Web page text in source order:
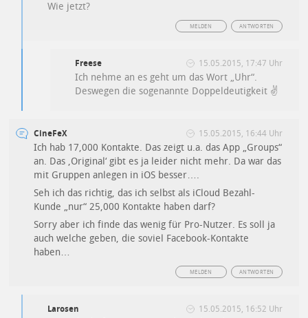
Wie jetzt?
ANTWORTEN
MELDEN
Freese 15.05.2015, 17:47 Uhr
Ich nehme an es geht um das Wort „Uhr“.
Deswegen die sogenannte Doppeldeutigkeit ✌️
CineFeX 15.05.2015, 16:44 Uhr
Ich hab 17,000 Kontakte. Das zeigt u.a. das App „Groups“
an. Das ‚Original‘ gibt es ja leider nicht mehr. Da war das
mit Gruppen anlegen in iOS besser….
Seh ich das richtig, das ich selbst als iCloud Bezahl-
Kunde „nur“ 25,000 Kontakte haben darf?
Sorry aber ich finde das wenig für Pro-Nutzer. Es soll ja
auch welche geben, die soviel Facebook-Kontakte
haben…
ANTWORTEN
MELDEN
Larosen 15.05.2015, 16:52 Uhr